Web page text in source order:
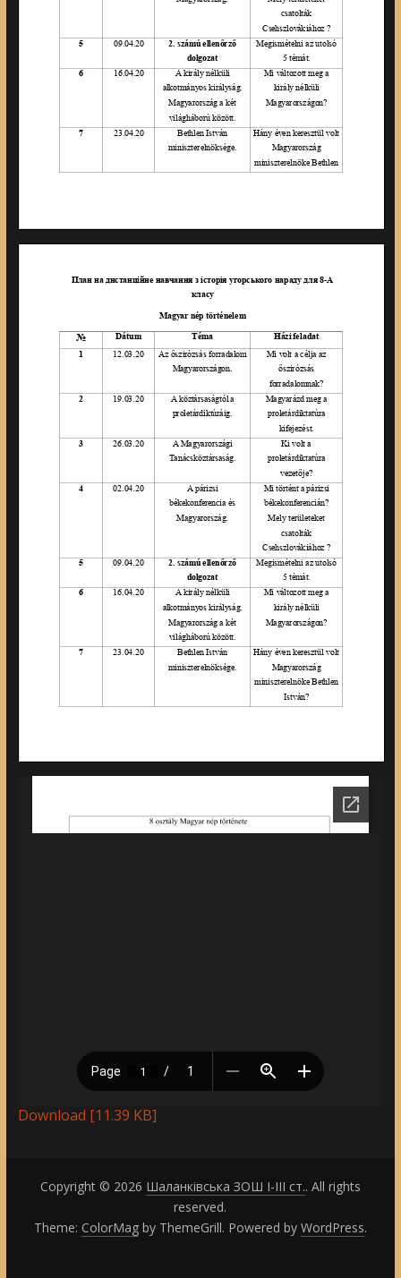
Download [11.39 KB]
Copyright © 2026 Шаланківська ЗОШ І-ІІІ ст.. All rights
reserved.
Theme: ColorMagby ThemeGrill. Powered by WordPress.